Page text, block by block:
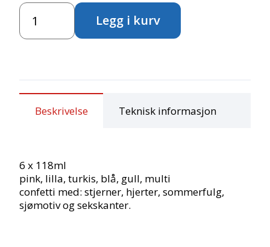
Glitterlim
Confetti
Legg i kurv
Beskrivelse Teknisk informasjon
6 x 118ml
pink, lilla, turkis, blå, gull, multi
confetti med: stjerner, hjerter, sommerfulg,
sjømotiv og sekskanter.